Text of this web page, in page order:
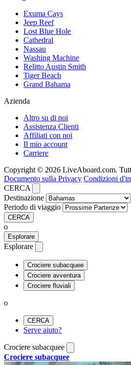
Exuma Cays
Jeep Reef
Lost Blue Hole
Cathedral
Nassau
Washing Machine
Relitto Austin Smith
Tiger Beach
Grand Bahama
Azienda
Altro su di noi
Assistenza Clienti
Affiliati con noi
Il mio account
Carriere
Copyright © 2026 LiveAboard.com.
Documento sulla Privacy Condizioni
CERCA
Destinazione
Periodo di viaggio
CERCA
o
Esplorare
Esplorare
Crociere subacquee
Crociere avventura
Crociere fluviali
o
CERCA
Serve aiuto?
Crociere subacquee
Crociere subacquee